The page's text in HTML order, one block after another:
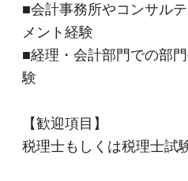
■会計事務所やコンサル
メント経験
■経理・会計部門での部
験
【歓迎項目】
税理士もしくは税理士試